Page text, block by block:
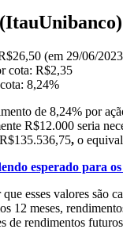
(em 29/06/
cota: R$2,35
8,24%
de 8,24% por
R$12.000 seria
, o
esperado para os
esses valores são
12 meses,
de rendimentos